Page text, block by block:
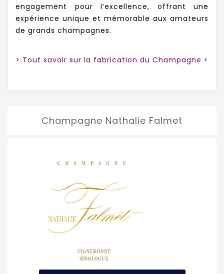
engagement pour l’excellence, offrant une
expérience unique et mémorable aux amateurs
de grands champagnes.
> Tout savoir sur la fabrication du Champagne <
Champagne Nathalie Falmet